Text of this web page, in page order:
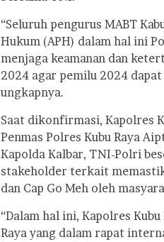
“Seluruh pengurus MABT
Hukum (APH) dalam hal ini
menjaga keamanan dan
2024 agar pemilu 2024 dapat
ungkapnya.
Saat dikonfirmasi, Kapolres
Penmas Polres Kubu Raya
Kapolda Kalbar, TNI-Polri
stakeholder terkait
dan Cap Go Meh oleh
“Dalam hal ini, Kapolres
Raya yang dalam rapat